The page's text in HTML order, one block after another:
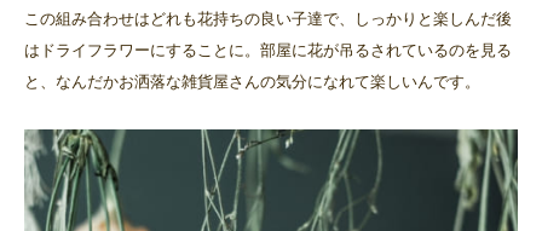
この組み合わせはどれも花持ちの良い子達で、しっかりと楽しんだ後
はドライフラワーにすることに。部屋に花が吊るされているのを見る
と、なんだかお洒落な雑貨屋さんの気分になれて楽しいんです。